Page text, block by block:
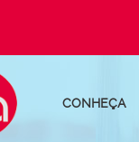
CONHEÇA